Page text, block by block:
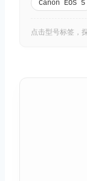
Canon EOS 5
点击型号标签，